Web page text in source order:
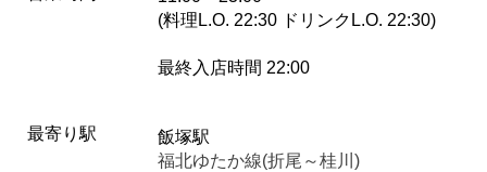
(料理L.O. 22:30 ドリンクL.O. 22:30)
最終入店時間 22:00
最寄り駅
飯塚駅
福北ゆたか線(折尾～桂川)